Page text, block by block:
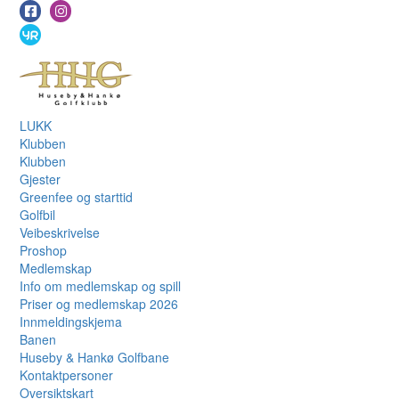
LUKK
Klubben
Klubben
Gjester
Greenfee og starttid
Golfbil
Veibeskrivelse
Proshop
Medlemskap
Info om medlemskap og spill
Priser og medlemskap 2026
Innmeldingskjema
Banen
Huseby & Hankø Golfbane
Kontaktpersoner
Oversiktskart